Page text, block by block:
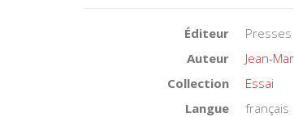
Éditeur
Auteur
Jean-
Collection
Essai
Langue
français